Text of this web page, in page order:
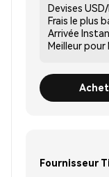
Devises
Frais le plus
Arrivée
Meilleur pour
Fournisseur